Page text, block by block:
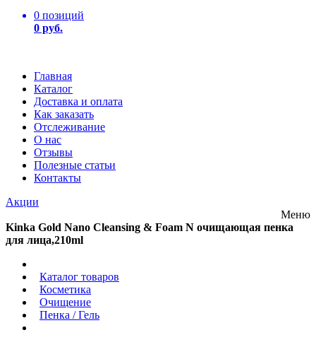
0 позиций
0 руб.
Главная
Каталог
Доставка и оплата
Как заказать
Отслеживание
О нас
Отзывы
Полезные статьи
Контакты
Акции
Меню
Kinka Gold Nano Cleansing & Foam N очищающая пенка
для лица,210ml
Каталог товаров
Косметика
Очищение
Пенка / Гель